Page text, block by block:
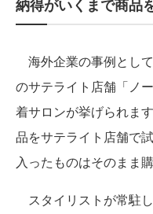
納得がいくまで商品
海外企業の事例とし
のサテライト店舗「ノ
着サロンが挙げられま
品をサテライト店舗で
入ったものはそのまま
スタイリストが常駐